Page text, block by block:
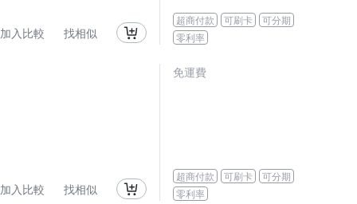
加入比較 找相似
超商付款 可刷卡
可分期
零利率
加入比較 找相似
免運費
超商付款 可刷卡
可分期
零利率